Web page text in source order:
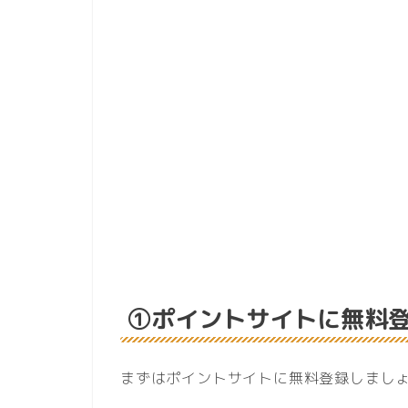
①ポイントサイトに無料
まずはポイントサイトに無料登録しましょ